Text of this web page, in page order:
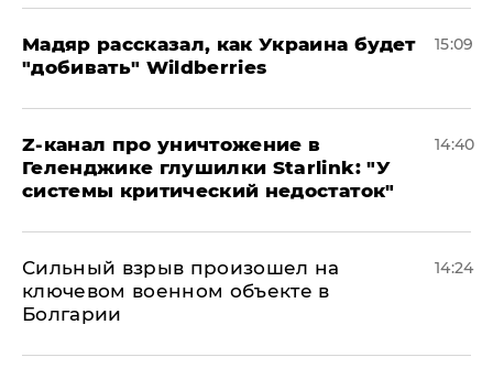
Мадяр рассказал, как Украина будет
"добивать" Wildberries
15:09
Z-канал про уничтожение в
Геленджике глушилки Starlink: "У
системы критический недостаток"
14:40
Сильный взрыв произошел на
ключевом военном объекте в
Болгарии
14:24